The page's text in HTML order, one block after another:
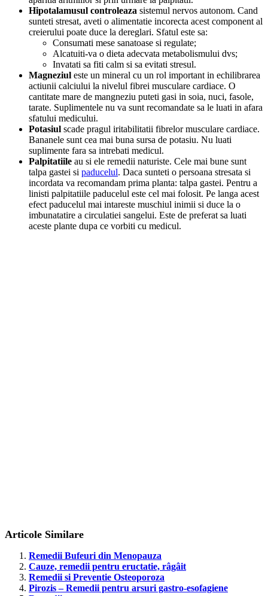
Hipotalamusul controleaza sistemul nervos autonom. Cand
sunteti stresat, aveti o alimentatie incorecta acest component al
creierului poate duce la dereglari. Sfatul este sa:
Consumati mese sanatoase si regulate;
Alcatuiti-va o dieta adecvata metabolismului dvs;
Invatati sa fiti calm si sa evitati stresul.
Magneziul este un mineral cu un rol important in echilibrarea
actiunii calciului la nivelul fibrei musculare cardiace. O
cantitate mare de mangneziu puteti gasi in soia, nuci, fasole,
tarate. Suplimentele nu va sunt recomandate sa le luati in afara
sfatului medicului.
Potasiul scade pragul iritabilitatii fibrelor musculare cardiace.
Bananele sunt cea mai buna sursa de potasiu. Nu luati
suplimente fara sa intrebati medicul.
Palpitatiile au si ele remedii naturiste. Cele mai bune sunt
talpa gastei si paducelul. Daca sunteti o persoana stresata si
incordata va recomandam prima planta: talpa gastei. Pentru a
linisti palpitatiile paducelul este cel mai folosit. Pe langa acest
efect paducelul mai intareste muschiul inimii si duce la o
imbunatatire a circulatiei sangelui. Este de preferat sa luati
aceste plante dupa ce vorbiti cu medicul.
Articole Similare
Remedii Bufeuri din Menopauza
Cauze, remedii pentru eructatie, râgâit
Remedii si Preventie Osteoporoza
Pirozis – Remedii pentru arsuri gastro-esofagiene